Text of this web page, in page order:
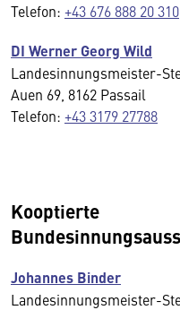
Telefon: +43 676 888 20 310
DI Werner Georg Wild
Landesinnungsmeister-
Auen 69, 8162 Passail
Telefon: +43 3179 27788
Kooptierte
Johannes Binder
Landesinnungsmeister-